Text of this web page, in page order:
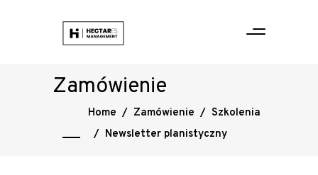
Zamówienie
Home / Zamówienie / Szkolenia
/ Newsletter planistyczny